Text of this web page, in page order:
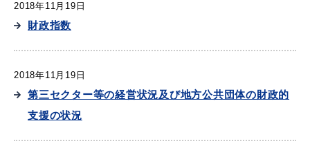
2018年11月19日
財政指数
2018年11月19日
第三セクター等の経営状況及び地方公共団体の財政的
支援の状況